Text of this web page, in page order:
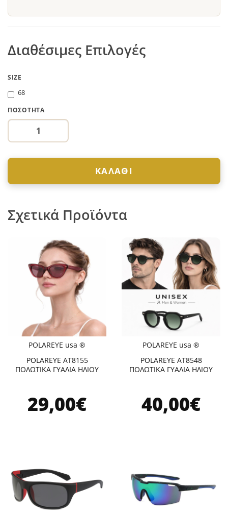
Διαθέσιμες Επιλογές
SIZE
68
ΠΟΣΌΤΗΤΑ
ΚΑΛΆΘΙ
Σχετικά Προϊόντα
POLAREYE usa ®
POLAREYE AT8155
ΠΟΛΩΤΙΚΑ ΓΥΑΛΙΑ ΗΛΙΟΥ
29,00€
POLAREYE usa ®
POLAREYE AT8548
ΠΟΛΩΤΙΚΑ ΓΥΑΛΙΑ ΗΛΙΟΥ
40,00€